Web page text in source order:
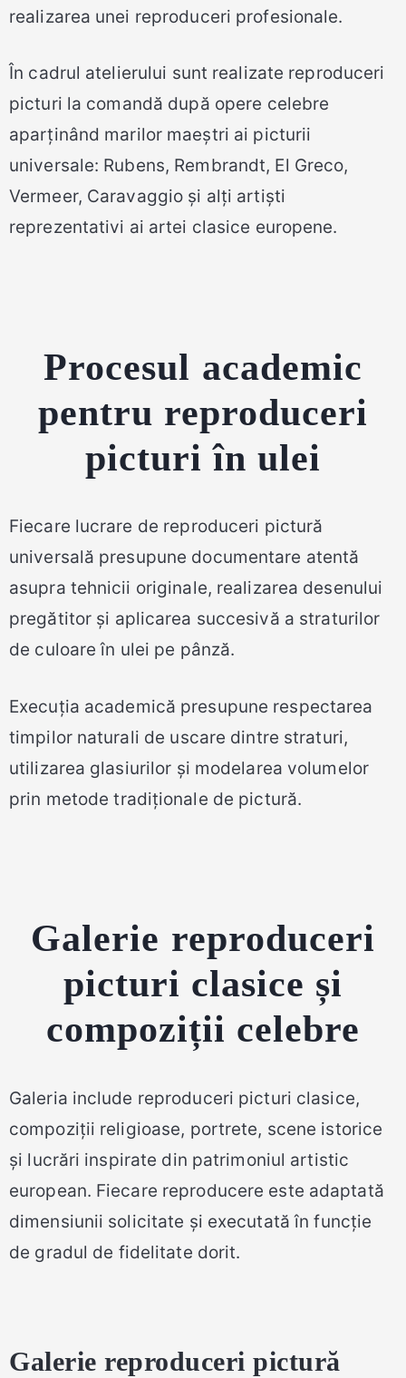
realizarea unei reproduceri profesionale.
În cadrul atelierului sunt realizate reproduceri
picturi la comandă după opere celebre
aparținând marilor maeștri ai picturii
universale: Rubens, Rembrandt, El Greco,
Vermeer, Caravaggio și alți artiști
reprezentativi ai artei clasice europene.
Procesul academic
pentru reproduceri
picturi în ulei
Fiecare lucrare de reproduceri pictură
universală presupune documentare atentă
asupra tehnicii originale, realizarea desenului
pregătitor și aplicarea succesivă a straturilor
de culoare în ulei pe pânză.
Execuția academică presupune respectarea
timpilor naturali de uscare dintre straturi,
utilizarea glasiurilor și modelarea volumelor
prin metode tradiționale de pictură.
Galerie reproduceri
picturi clasice și
compoziții celebre
Galeria include reproduceri picturi clasice,
compoziții religioase, portrete, scene istorice
și lucrări inspirate din patrimoniul artistic
european. Fiecare reproducere este adaptată
dimensiunii solicitate și executată în funcție
de gradul de fidelitate dorit.
Galerie reproduceri pictură